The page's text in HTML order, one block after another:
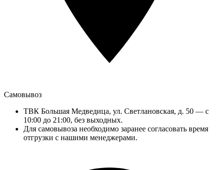
Самовывоз
ТВК Большая Медведица, ул. Светлановская, д. 50 — с
10:00 до 21:00, без выходных.
Для самовывоза необходимо заранее согласовать время
отгрузки с нашими менеджерами.